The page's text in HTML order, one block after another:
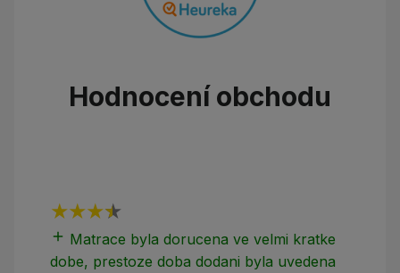
Hodnocení obchodu
add Matrace byla dorucena ve velmi kratke
dobe, prestoze doba dodani byla uvedena